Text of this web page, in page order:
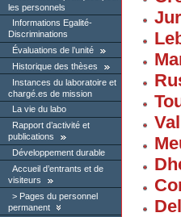
les personnels
Informations Egalité-
Discriminations
Évaluations de l’unité
Historique des thèses
Instances du laboratoire et
chargé.es de mission
La vie du labo
Rapport d’activité et
publications
Développement durable
Accueil d’entrants et de
visiteurs
Pages du personnel
permanent